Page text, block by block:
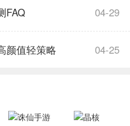
FAQ 04-29
颜值轻策略 04-25